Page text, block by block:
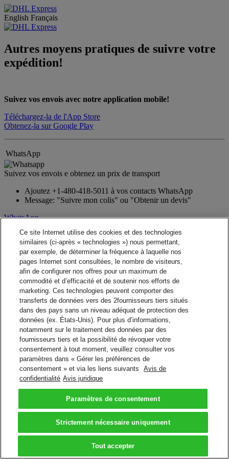
English Français
Autres moyens pratiques de suivre votre
expédition!
Suivez vos envois avec notre application mobile!
Téléchargez-la de l'App Store
Obtenez-la sur Google Play
WhatsApp
Suivez vos envois e obtenez un prix de transport
Ajoutez +1-480-418-5011 à vos contacts WhatsApp
Message: "Suivre mon colis" ou "Obtenir un devis"
WhatsApp
Assistant Google
Suivre les envois et obtenir les soumissions
Tapez ou dites à l'application Assistant Google: "Parlez à
DHL Express"
Dites à Google Home: "Parlez à DHL Express"
Google Assistant
Retour en haut de page
Conditions générales
Avis de confidentialité
Paramètres de
consentement
2026 © DHL Group - All rights
reserved
Ce site Internet utilise des cookies et des technologies
similaires (ci-après « technologies ») nous permettant,
par exemple, de déterminer la fréquence à laquelle nos
pages Internet sont consultées, le nombre de visiteurs,
afin de configurer nos offres pour un maximum de
commodité et d’efficacité et de soutenir nos efforts de
marketing. Ces technologies peuvent comporter des
transferts de données vers des 2fournisseurs tiers situés
dans des pays sans un niveau adéquat de protection des
données (ex. États-Unis). Pour plus d’informations,
notamment sur le traitement des données par des
fournisseurs tiers et la possibilité de révoquer votre
consentement à tout moment, veuillez consulter vos
paramètres dans « Gérer les préférences de
consentement » et via les liens suivants
Avis de
confidentialité Avis juridique
Paramètres de consentement
Strictement nécessaire uniquement
Tout accepter